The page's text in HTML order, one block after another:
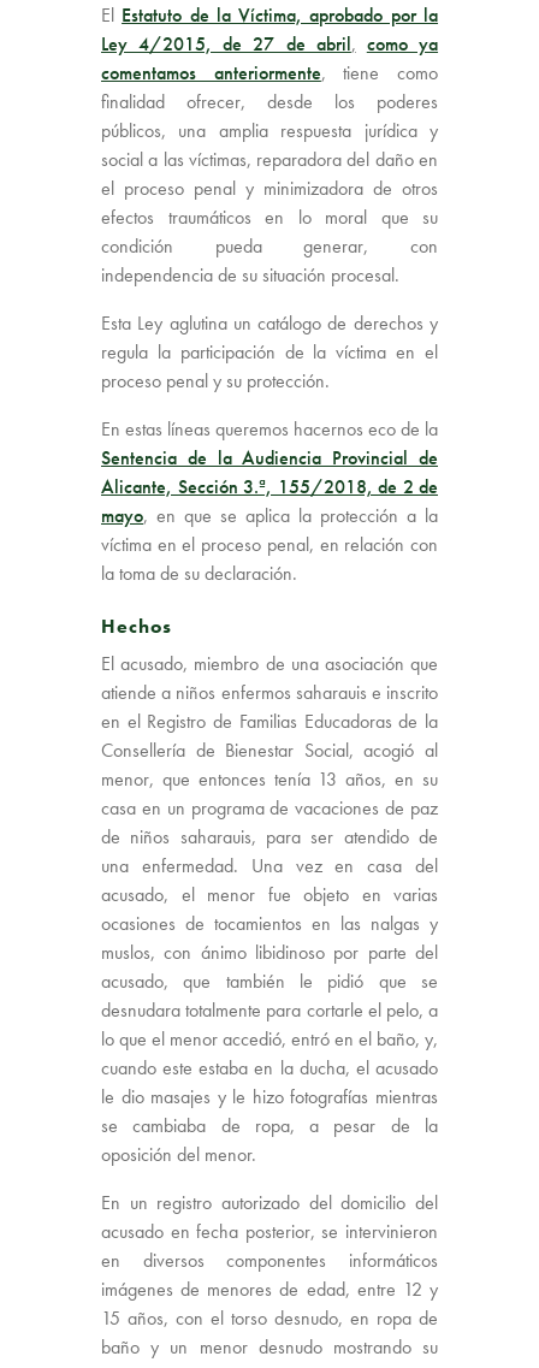
El Estatuto de la Víctima, aprobado por la
Ley 4/2015, de 27 de abril, como ya
comentamos anteriormente, tiene como
finalidad ofrecer, desde los poderes
públicos, una amplia respuesta jurídica y
social a las víctimas, reparadora del daño en
el proceso penal y minimizadora de otros
efectos traumáticos en lo moral que su
condición pueda generar, con
independencia de su situación procesal.
Esta Ley aglutina un catálogo de derechos y
regula la participación de la víctima en el
proceso penal y su protección.
En estas líneas queremos hacernos eco de la
Sentencia de la Audiencia Provincial de
Alicante, Sección 3.ª, 155/2018, de 2 de
mayo, en que se aplica la protección a la
víctima en el proceso penal, en relación con
la toma de su declaración.
Hechos
El acusado, miembro de una asociación que
atiende a niños enfermos saharauis e inscrito
en el Registro de Familias Educadoras de la
Consellería de Bienestar Social, acogió al
menor, que entonces tenía 13 años, en su
casa en un programa de vacaciones de paz
de niños saharauis, para ser atendido de
una enfermedad. Una vez en casa del
acusado, el menor fue objeto en varias
ocasiones de tocamientos en las nalgas y
muslos, con ánimo libidinoso por parte del
acusado, que también le pidió que se
desnudara totalmente para cortarle el pelo, a
lo que el menor accedió, entró en el baño, y,
cuando este estaba en la ducha, el acusado
le dio masajes y le hizo fotografías mientras
se cambiaba de ropa, a pesar de la
oposición del menor.
En un registro autorizado del domicilio del
acusado en fecha posterior, se intervinieron
en diversos componentes informáticos
imágenes de menores de edad, entre 12 y
15 años, con el torso desnudo, en ropa de
baño y un menor desnudo mostrando su